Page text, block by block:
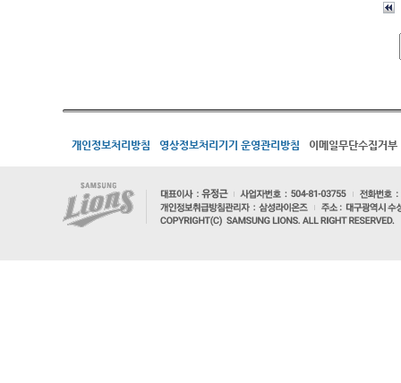
개인정보처리방침 영상정보처리기기 운영관리방침 이메일무단수집거부